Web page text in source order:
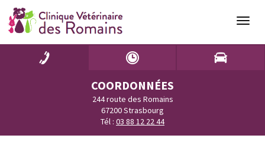
COORDONNÉES
244 route des Romains
67200 Strasbourg
Tél : 03 88 12 22 44